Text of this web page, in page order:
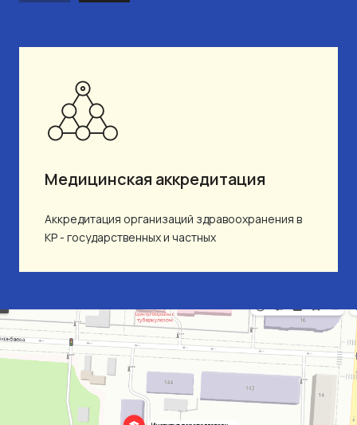
Медицинская аккредитация
Аккредитация организаций здравоохранения в
КР - государственных и частных